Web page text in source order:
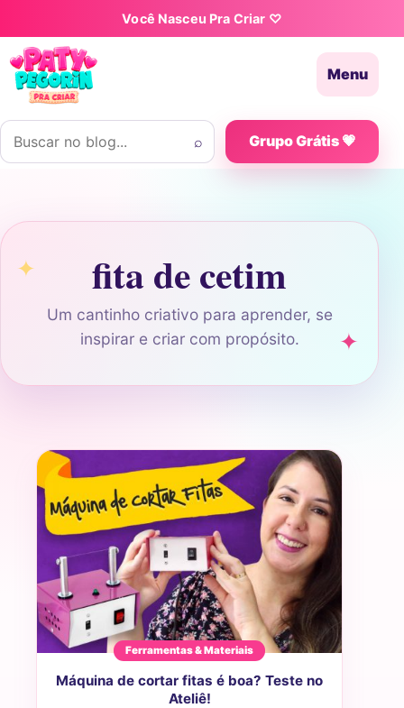
Pular para o conteúdoVocê Nasceu Pra Criar ♡
Menu
Buscar por:
⌕ Grupo Grátis 💗
fita de cetim
Um cantinho criativo para aprender, se
inspirar e criar com propósito.
Ferramentas & Materiais
Máquina de cortar fitas é boa? Teste no
Ateliê!